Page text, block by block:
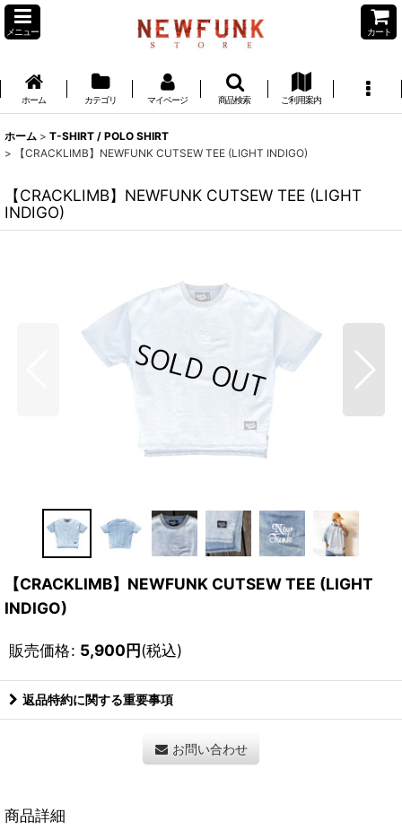
メニュー カート
ホーム カテゴリ マイページ 商品検索 ご利用案内
ホーム > T-SHIRT / POLO SHIRT
>
【CRACKLIMB】NEWFUNK CUTSEW TEE (LIGHT INDIGO)
【CRACKLIMB】NEWFUNK CUTSEW TEE (LIGHT
INDIGO)
【CRACKLIMB】NEWFUNK CUTSEW TEE (LIGHT
INDIGO)
販売価格: 5,900円(税込)
返品特約に関する重要事項
お問い合わせ
商品詳細